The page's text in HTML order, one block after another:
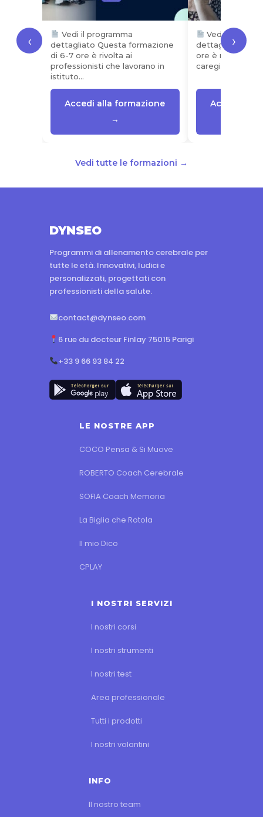
‹
Vedi il programma
dettagliato Questa formazione
di 6-7 ore è rivolta ai
professionisti che lavorano in
istituto…
Accedi alla formazione
→
Vedi il
dettagliato
ore è rivolto alle
caregiver che…
Accedi alla
›
Vedi tutte le formazioni →
DYNSEO
Programmi di allenamento cerebrale per
tutte le età. Innovativi, ludici e
personalizzati, progettati con
professionisti della salute.
contact@dynseo.com
6 rue du docteur Finlay 75015 Parigi
+33 9 66 93 84 22
LE NOSTRE APP
COCO Pensa & Si Muove
ROBERTO Coach Cerebrale
SOFIA Coach Memoria
La Biglia che Rotola
Il mio Dico
CPLAY
I NOSTRI SERVIZI
I nostri corsi
I nostri strumenti
I nostri test
Area professionale
Tutti i prodotti
I nostri volantini
INFO
Il nostro team